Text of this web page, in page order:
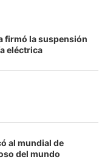
firmó la suspensión
eléctrica
al mundial de
del mundo